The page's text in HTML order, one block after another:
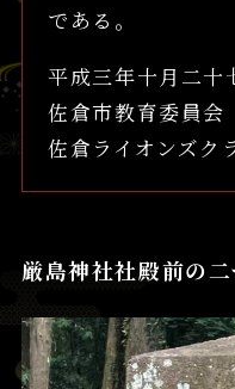
である。
平成三年十月二十
佐倉市教育委員会
佐倉ライオンズク
厳島神社社殿前の